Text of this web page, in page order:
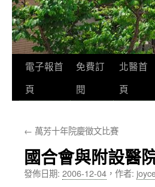
跳
至
要
內
容
電子報首
頁
免費訂
閱
北醫首
頁
← 萬芳十年院慶徵文比賽
國合會與附設醫
發佈日期: 2006-12-04 ， 作者: